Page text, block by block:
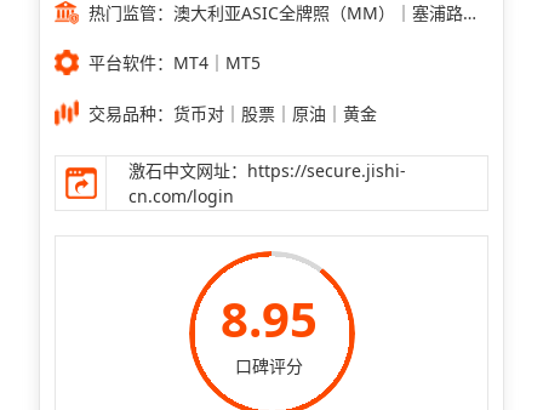
热门监管：澳大利亚ASIC全牌照（MM）｜塞浦路斯
平台软件：MT4｜MT5
交易品种：货币对｜股票｜原油｜黄金
激石中文网址：https://secure.jishi-
cn.com/login
8.95
口碑评分